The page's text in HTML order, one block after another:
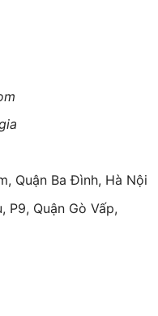
Quận Ba Đình, Hà Nội
P9, Quận Gò Vấp,